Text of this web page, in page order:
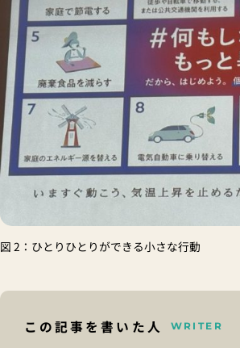
図 2：ひとりひとりができる小さな行動
この記事を書いた人 WRITER